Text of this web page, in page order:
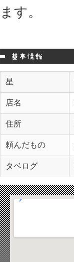
ます。
星
店名
住所
頼んだもの
タベログ